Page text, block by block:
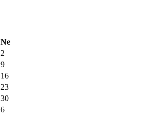
Ne
2
9
16
23
30
6